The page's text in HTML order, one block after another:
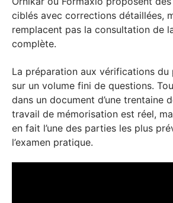
ciblés avec corrections détaillées,
remplacent pas la consultation de
complète.
La préparation aux vérifications du
sur un volume fini de questions.
dans un document d’une trentaine
travail de mémorisation est réel,
en fait l’une des parties les plus
l’examen pratique.